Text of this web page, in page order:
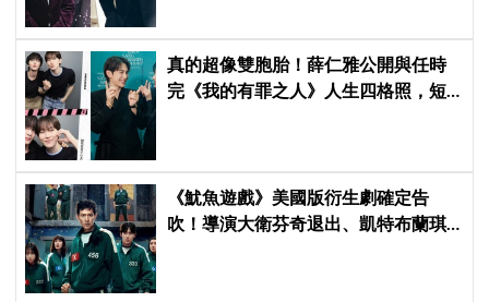
真的超像雙胞胎！薛仁雅公開與任時
完《我的有罪之人》人生四格照，短
《魷魚遊戲》美國版衍生劇確定告
吹！導演大衛芬奇退出、凱特布蘭琪